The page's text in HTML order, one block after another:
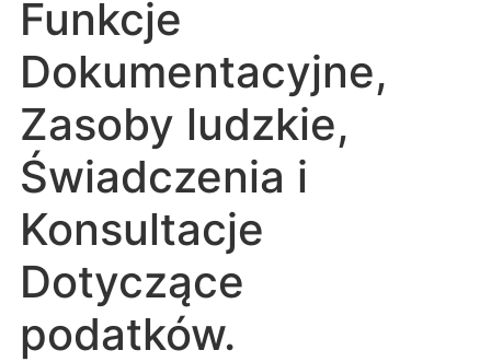
Funkcje
Dokumentacyjne,
Zasoby ludzkie,
Świadczenia i
Konsultacje
Dotyczące
podatków.